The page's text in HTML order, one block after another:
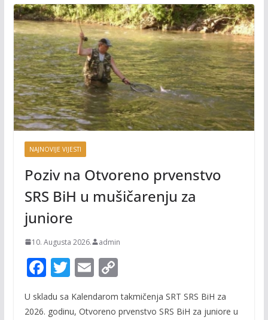
NAJNOVIJE VIJESTI
Poziv na Otvoreno prvenstvo
SRS BiH u mušičarenju za
juniore
10. Augusta 2026. admin
F
e
T
itt
E
ai
C
p
U skladu sa Kalendarom takmičenja SRT SRS BiH za
2026. godinu, Otvoreno prvenstvo SRS BiH za juniore u